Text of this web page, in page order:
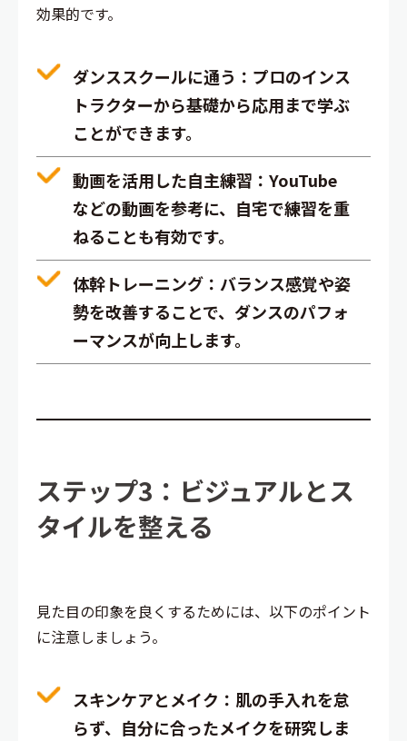
効果的です。
ダンススクールに通う ：プロのインス
トラクターから基礎から応用まで学ぶ
ことができます。
動画を活用した自主練習 ：YouTube
などの動画を参考に、自宅で練習を重
ねることも有効です。
体幹トレーニング ：バランス感覚や姿
勢を改善することで、ダンスのパフォ
ーマンスが向上します。
ステップ3：ビジュアルとス
タイルを整える
見た目の印象を良くするためには、以下のポイント
に注意しましょう。
スキンケアとメイク ：肌の手入れを怠
らず、自分に合ったメイクを研究しま